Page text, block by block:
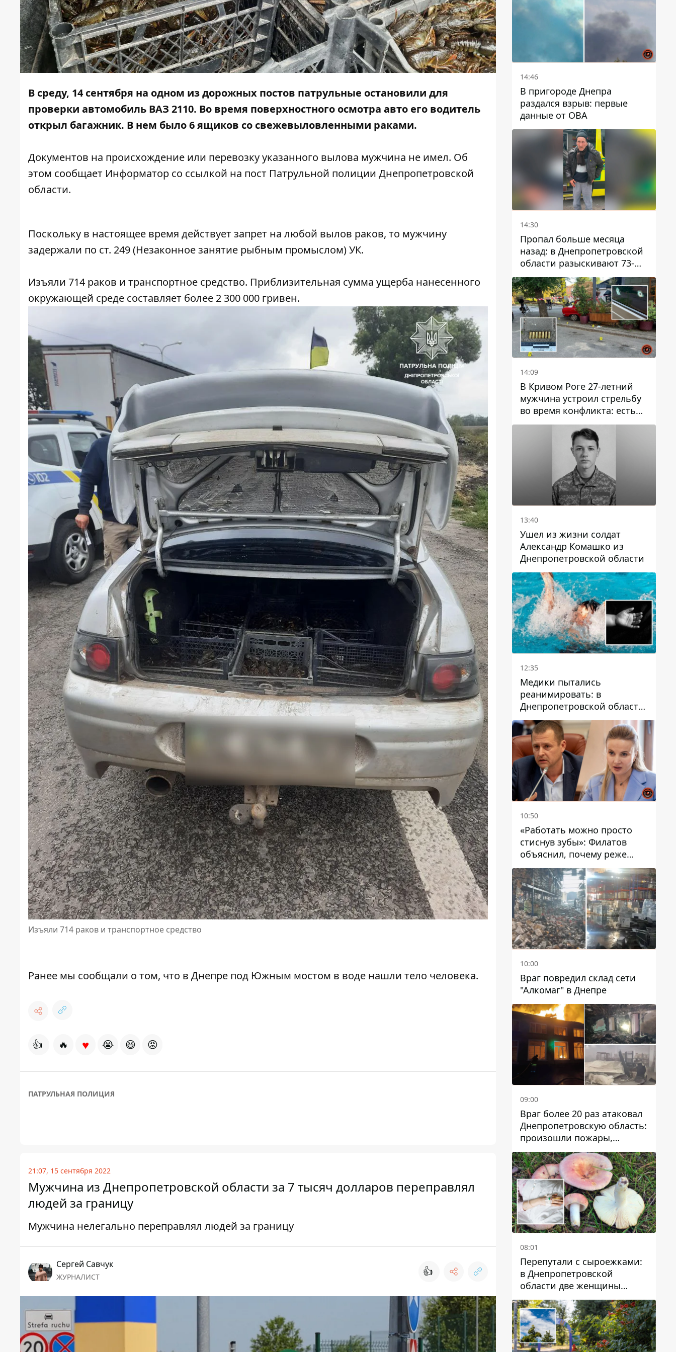
В среду, 14 сентября на одном из дорожных постов патрульные остановили для
проверки автомобиль ВАЗ 2110. Во время поверхностного осмотра авто его водитель
открыл багажник. В нем было 6 ящиков со свежевыловленными раками.
Документов на происхождение или перевозку указанного вылова мужчина не имел. Об
этом сообщает Информатор со ссылкой на пост Патрульной полиции Днепропетровской
области.
Поскольку в настоящее время действует запрет на любой вылов раков, то мужчину
задержали по ст. 249 (Незаконное занятие рыбным промыслом) УК.
Изъяли 714 раков и транспортное средство. Приблизительная сумма ущерба нанесенного
окружающей среде составляет более 2 300 000 гривен.
Изъяли 714 раков и транспортное средство
Ранее мы сообщали о том, что в Днепре под Южным мостом в воде нашли тело человека.
👍 🔥 ♥ 😭 😆 😡
ПАТРУЛЬНАЯ ПОЛИЦИЯ
21:07, 15 сентября 2022
Мужчина из Днепропетровской области за 7 тысяч долларов переправлял
людей за границу
Мужчина нелегально переправлял людей за границу
Сергей Савчук
ЖУРНАЛИСТ 👍
автобусами и электричками
14:46
В пригороде Днепра
раздался взрыв: первые
данные от ОВА
14:30
Пропал больше месяца
назад: в Днепропетровской
области разыскивают 73-
летнего мужчину
14:09
В Кривом Роге 27-летний
мужчина устроил стрельбу
во время конфликта: есть
раненый
13:40
Ушел из жизни солдат
Александр Комашко из
Днепропетровской области
12:35
Медики пытались
реанимировать: в
Днепропетровской области
двухлетний мальчик утонул
в бассейне
10:50
«Работать можно просто
стиснув зубы»: Филатов
объяснил, почему реже
пишет в соцсетях и
раскритиковал медийность
чиновников
10:00
Враг повредил склад сети
"Алкомаг" в Днепре
09:00
Враг более 20 раз атаковал
Днепропетровскую область:
произошли пожары,
повреждены дома,
инфраструктура и авто
08:01
Перепутали с сыроежками:
в Днепропетровской
области две женщины
отравились грибами